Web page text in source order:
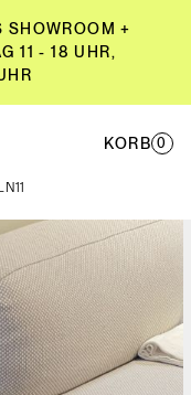
SHOWROOM +
11 - 18 UHR,
KORB 0
11 - 18 UHR,